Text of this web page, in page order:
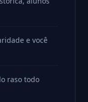
e você
raso todo